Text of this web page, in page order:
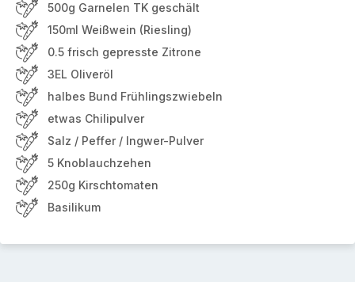
500g Garnelen TK geschält
150ml Weißwein (Riesling)
0.5 frisch gepresste Zitrone
3EL Oliveröl
halbes Bund Frühlingszwiebeln
etwas Chilipulver
Salz / Peffer / Ingwer-Pulver
5 Knoblauchzehen
250g Kirschtomaten
Basilikum